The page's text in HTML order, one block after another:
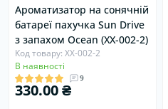
Ароматизатор на сонячній
батареї пахучка Sun Drive
з запахом Ocean (XX-002-2)
Код товару: XX-002-2
В наявності
9
330.00 ₴